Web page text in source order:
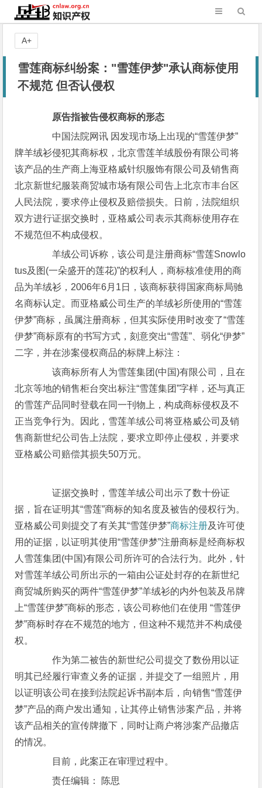
雪莲商标纠纷案："雪莲伊梦"承认商标使用
不规范 但否认侵权
原告指被告侵权商标的形态
中国法院网讯 因发现市场上出现的“雪莲伊梦”
牌羊绒衫侵犯其商标权，北京雪莲羊绒股份有限公司将
该产品的生产商上海亚格威针织服饰有限公司及销售商
北京新世纪服装商贸城市场有限公司告上北京市丰台区
人民法院，要求停止侵权及赔偿损失。日前，法院组织
双方进行证据交换时，亚格威公司表示其商标使用存在
不规范但不构成侵权。
羊绒公司诉称，该公司是注册商标“雪莲Snowlo
tus及图(一朵盛开的莲花)”的权利人，商标核准使用的商
品为羊绒衫，2006年6月1日，该商标获得国家商标局驰
名商标认定。而亚格威公司生产的羊绒衫所使用的“雪莲
伊梦”商标，虽属注册商标，但其实际使用时改变了“雪莲
伊梦”商标原有的书写方式，刻意突出“雪莲”、弱化“伊梦”
二字，并在涉案侵权商品的标牌上标注：
该商标所有人为雪莲集团(中国)有限公司，且在
北京等地的销售柜台突出标注“雪莲集团”字样，还与真正
的雪莲产品同时登载在同一刊物上，构成商标侵权及不
正当竞争行为。因此，雪莲羊绒公司将亚格威公司及销
售商新世纪公司告上法院，要求立即停止侵权，并要求
亚格威公司赔偿其损失50万元。
证据交换时，雪莲羊绒公司出示了数十份证
据，旨在证明其“雪莲”商标的知名度及被告的侵权行为。
亚格威公司则提交了有关其“雪莲伊梦”商标注册及许可使
用的证据，以证明其使用“雪莲伊梦”注册商标是经商标权
人雪莲集团(中国)有限公司所许可的合法行为。此外，针
对雪莲羊绒公司所出示的一箱由公证处封存的在新世纪
商贸城所购买的两件“雪莲伊梦”羊绒衫的内外包装及吊牌
上“雪莲伊梦”商标的形态，该公司称他们在使用 “雪莲伊
梦”商标时存在不规范的地方，但这种不规范并不构成侵
权。
作为第二被告的新世纪公司提交了数份用以证
明其已经履行审查义务的证据，并提交了一组照片，用
以证明该公司在接到法院起诉书副本后，向销售“雪莲伊
梦”产品的商户发出通知，让其停止销售涉案产品，并将
该产品相关的宣传牌撤下，同时让商户将涉案产品撤店
的情况。
目前，此案正在审理过程中。
责任编辑： 陈思
A+